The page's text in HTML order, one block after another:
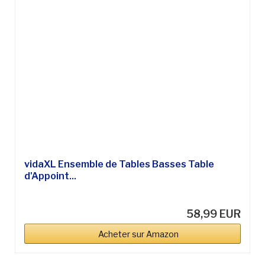
vidaXL Ensemble de Tables Basses Table
d'Appoint...
58,99 EUR
Acheter sur Amazon